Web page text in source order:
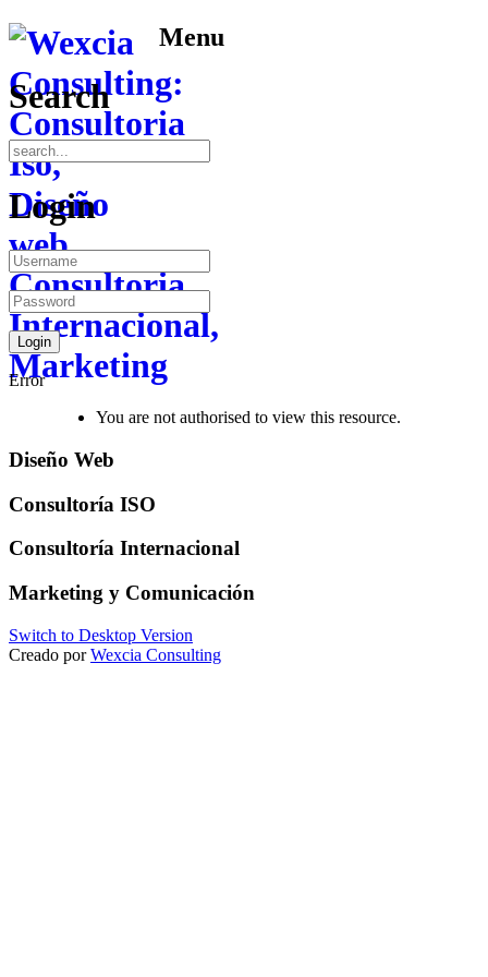
Menu
Search
Login
Error
You are not authorised to view this resource.
Diseño Web
Consultoría ISO
Consultoría Internacional
Marketing y Comunicación
Switch to Desktop Version
Creado porWexcia Consulting